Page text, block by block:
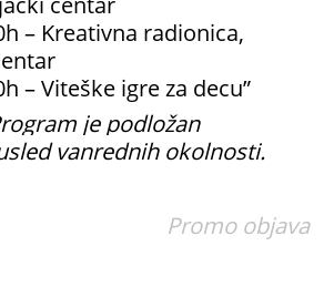
– Kreativna radionica,
– Viteške igre za decu”
je podložan
vanrednih okolnosti.
Promo objava